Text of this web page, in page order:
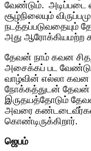
வேண்டும். அடிப்படை
சூழ்நிலையும்
நடத்தப்படுவதையும்
அது ஆரோக்கியமற்ற
தேவன் நாம் கவன
அசைக்கப் பட
வாழ்வின் எல்லா கவன
நோக்கத்துடன் தேவன்
இருதயத்தோடும்
அவரை
கொண்டிருக்கிறார்.
ஜெபம்